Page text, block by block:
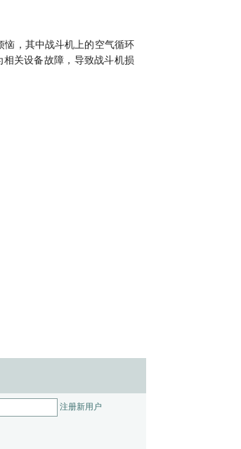
恼，其中战斗机上的空气循环
关设备故障，导致战斗机损
注册新用户